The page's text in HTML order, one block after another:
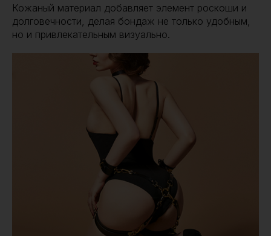
Кожаный материал добавляет элемент роскоши и
долговечности, делая бондаж не только удобным,
но и привлекательным визуально.